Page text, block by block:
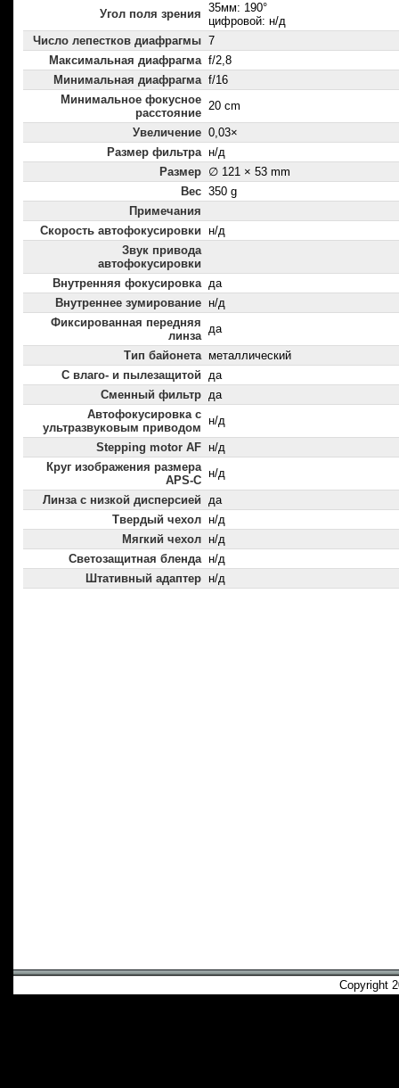
Угол поля зрения 35мм: 190°
цифровой: н/д
Число лепестков диафрагмы 7
Максимальная диафрагма f/2,8
Минимальная диафрагма f/16
Минимальное фокусное
расстояние
20 cm
Увеличение 0,03×
Размер фильтра н/д
Размер ∅ 121 × 53 mm
Вес 350 g
Примечания
Скорость автофокусировки н/д
Звук привода
автофокусировки
Внутренняя фокусировка да
Внутреннее зумирование н/д
Фиксированная передняя
линза
да
Тип байонета металлический
С влаго- и пылезащитой да
Сменный фильтр да
Автофокусировка с
ультразвуковым приводом
н/д
Stepping motor AF н/д
Круг изображения размера
APS-C
н/д
Линза с низкой дисперсией да
Твердый чехол н/д
Мягкий чехол н/д
Светозащитная бленда н/д
Штативный адаптер н/д
Copyright